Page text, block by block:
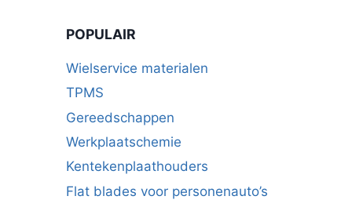
POPULAIR
Wielservice materialen
TPMS
Gereedschappen
Werkplaatschemie
Kentekenplaathouders
Flat blades voor personenauto’s